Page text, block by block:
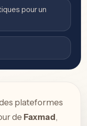
pour un
plateformes
de Faxmad,